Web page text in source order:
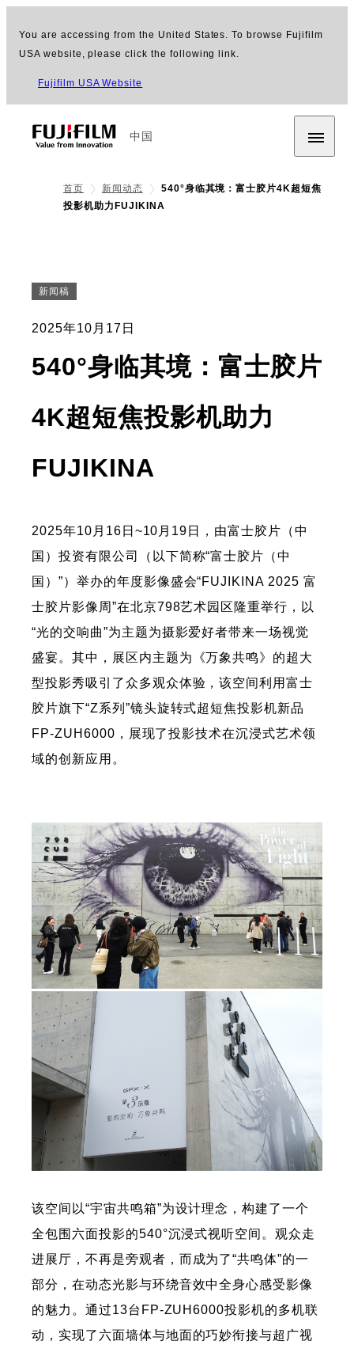
You are accessing from the United States. To browse Fujifilm
USA website, please click the following link.
Fujifilm USA Website
中国
首页 新闻动态
540°身临其境：富士胶片4K超短焦
投影机​​助力​​FUJIKINA
新闻稿
2025年10月17日
540°身临其境：富士胶片
4K超短焦投影机​​助力​​
FUJIKINA
2025年10月16日~10月19日，由富士胶片（中
国）投资有限公司（以下简称“富士胶片（中
国）”）举办的年度影像盛会“FUJIKINA 2025 富
士胶片影像周”在北京798艺术园区隆重举行，以
“光的交响曲”为主题为摄影爱好者带来一场视觉
盛宴。其中，展区内主题为《万象共鸣》的超大
型投影秀吸引了众多观众体验，该空间利用富士
胶片旗下“Z系列”镜头旋转式超短焦投影机新品
FP-ZUH6000，展现了投影技术在沉浸式艺术领
域的创新应用。
该空间以“宇宙共鸣箱”为设计理念，构建了一个
全包围六面投影的540°沉浸式视听空间。观众走
进展厅，不再是旁观者，而成为了“共鸣体”的一
部分，在动态光影与环绕音效中全身心感受影像
的魅力。通过13台FP-ZUH6000投影机的多机联
动，实现了六面墙体与地面的巧妙衔接与超广视